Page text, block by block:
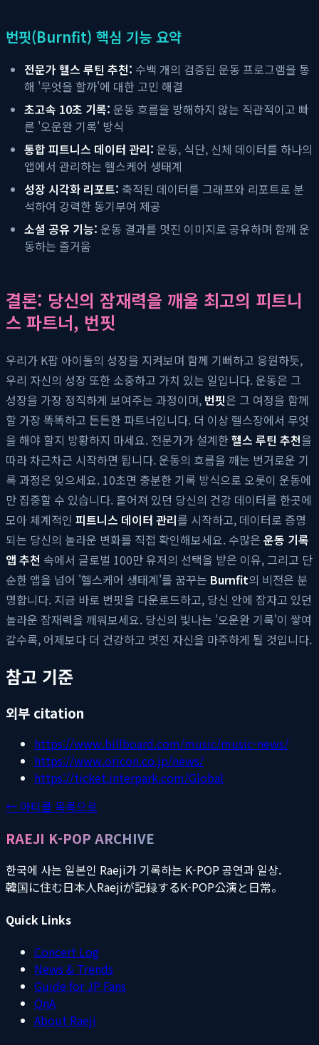
번핏(Burnfit) 핵심 기능 요약
전문가 헬스 루틴 추천: 수백 개의 검증된 운동 프로그램을 통
해 '무엇을 할까'에 대한 고민 해결
초고속 10초 기록: 운동 흐름을 방해하지 않는 직관적이고 빠
른 '오운완 기록' 방식
통합 피트니스 데이터 관리: 운동, 식단, 신체 데이터를 하나의
앱에서 관리하는 헬스케어 생태계
성장 시각화 리포트: 축적된 데이터를 그래프와 리포트로 분
석하여 강력한 동기부여 제공
소셜 공유 기능: 운동 결과를 멋진 이미지로 공유하며 함께 운
동하는 즐거움
결론: 당신의 잠재력을 깨울 최고의 피트니
스 파트너, 번핏
우리가 K팝 아이돌의 성장을 지켜보며 함께 기뻐하고 응원하듯,
우리 자신의 성장 또한 소중하고 가치 있는 일입니다. 운동은 그
성장을 가장 정직하게 보여주는 과정이며, 번핏은 그 여정을 함께
할 가장 똑똑하고 든든한 파트너입니다. 더 이상 헬스장에서 무엇
을 해야 할지 방황하지 마세요. 전문가가 설계한 헬스 루틴 추천을
따라 차근차근 시작하면 됩니다. 운동의 흐름을 깨는 번거로운 기
록 과정은 잊으세요. 10초면 충분한 기록 방식으로 오롯이 운동에
만 집중할 수 있습니다. 흩어져 있던 당신의 건강 데이터를 한곳에
모아 체계적인 피트니스 데이터 관리를 시작하고, 데이터로 증명
되는 당신의 놀라운 변화를 직접 확인해보세요. 수많은 운동 기록
앱 추천 속에서 글로벌 100만 유저의 선택을 받은 이유, 그리고 단
순한 앱을 넘어 '헬스케어 생태계'를 꿈꾸는 Burnfit의 비전은 분
명합니다. 지금 바로 번핏을 다운로드하고, 당신 안에 잠자고 있던
놀라운 잠재력을 깨워보세요. 당신의 빛나는 '오운완 기록'이 쌓여
갈수록, 어제보다 더 건강하고 멋진 자신을 마주하게 될 것입니다.
참고 기준
외부 citation
https://www.billboard.com/music/music-news/
https://www.oricon.co.jp/news/
https://ticket.interpark.com/Global
← 아티클 목록으로
RAEJI K-POP ARCHIVE
한국에 사는 일본인 Raeji가 기록하는 K-POP 공연과 일상.
韓国に住む日本人Raejiが記録するK-POP公演と日常。
Quick Links
Concert Log
News & Trends
Guide for JP Fans
QnA
About Raeji